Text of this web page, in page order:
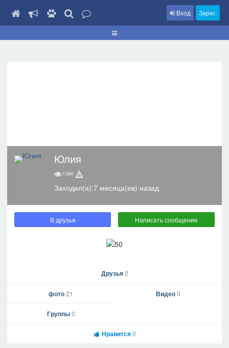
Вход Зарег.
Юлия
7,260
Заходил(а):7 месяца(ев) назад
В друзья Написать сообщение
Друзья2
фото21 Видео0
Группы0
Нравится0